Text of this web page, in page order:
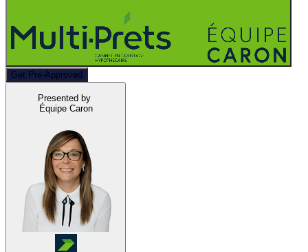
Get Pre-Approved
Presented by
Équipe Caron